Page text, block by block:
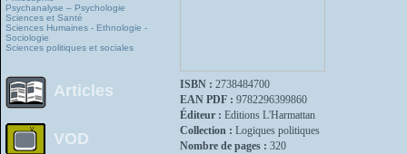
Psychanalyse – Psychologie
Sciences et Santé
Sciences Humaines - Ethnologie -
Sociologie
Sciences politiques et sociales
Articles
VOD
ISBN : 2738484700
EAN PDF : 9782296399860
Éditeur : Editions L'Harmattan
Collection : Logiques politiques
Nombre de pages : 320